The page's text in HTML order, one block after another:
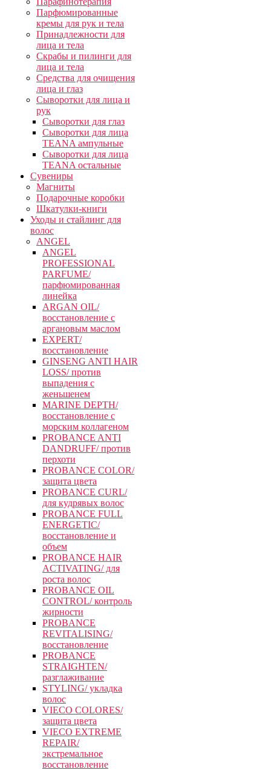
Парфюмированные
кремы для рук и тела
Принадлежности для
лица и тела
Скрабы и пилинги для
лица и тела
Средства для очищения
лица и глаз
Сыворотки для лица и
рук
Сыворотки для глаз
Сыворотки для лица
TEANA ампульные
Сыворотки для лица
TEANA остальные
Сувениры
Магниты
Подарочные коробки
Шкатулки-книги
Уходы и стайлинг для
волос
ANGEL
ANGEL
PROFESSIONAL
PARFUME/
парфюмированная
линейка
ARGAN OIL/
восстановление с
аргановым маслом
EXPERT/
восстановление
GINSENG ANTI HAIR
LOSS/ против
выпадения с
женьшенем
MARINE DEPTH/
восстановление с
морским коллагеном
PROBANCE ANTI
DANDRUFF/ против
перхоти
PROBANCE COLOR/
защита цвета
PROBANCE CURL/
для кудрявых волос
PROBANCE FULL
ENERGETIC/
восстановление и
объем
PROBANCE HAIR
ACTIVATING/ для
роста волос
PROBANCE OIL
CONTROL/ контроль
жирности
PROBANCE
REVITALISING/
восстановление
PROBANCE
STRAIGHTEN/
разглаживание
STYLING/ укладка
волос
VIECO COLORES/
защита цвета
VIECO EXTREME
REPAIR/
экстремальное
восстановление